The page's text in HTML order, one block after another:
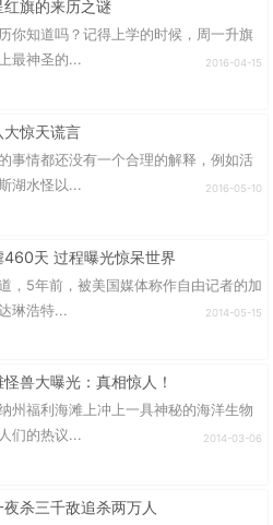
旗的来历之谜
你知道吗？记得上学的时候，周一升旗
最神圣的...
2016-04-15
惊天谎言
事情都还没有一个合理的解释，例如活
湖水怪以...
2016-05-10
460天 过程曝光惊呆世界
，5年前，被美国媒体称作自由记者的加
琳浩特...
2014-05-15
兽大曝光：真相惊人！
州福利海滩上冲上一具神秘的海洋生物
们的热议...
2014-03-06
杀三千敌追杀两万人